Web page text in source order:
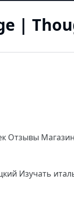
|
Отзывы
Изучать